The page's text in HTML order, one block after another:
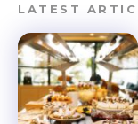
LATEST